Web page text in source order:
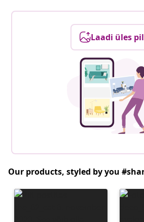
Laadi üles
Our products, styled by you